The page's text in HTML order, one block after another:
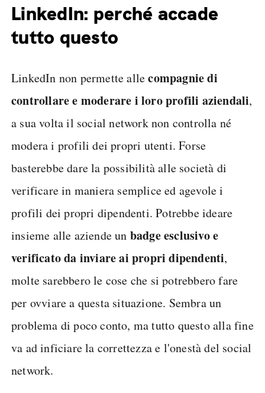
LinkedIn: perché accade
tutto questo
LinkedIn non permette allecompagnie di
controllare e moderare i loro profili aziendali,
a sua volta il social network non controlla né
modera i profili dei propri utenti. Forse
basterebbe dare la possibilità alle società di
verificare in maniera semplice ed agevole i
profili dei propri dipendenti. Potrebbe ideare
insieme alle aziende un badge esclusivo e
verificato da inviare ai propri dipendenti,
molte sarebbero le cose che si potrebbero fare
per ovviare a questa situazione. Sembra un
problema di poco conto, ma tutto questo alla fine
va ad inficiare la correttezza e l'onestà del social
network.